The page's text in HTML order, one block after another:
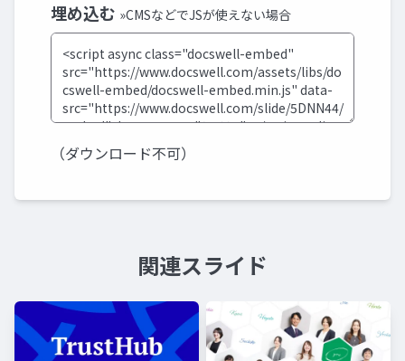
埋め込む »CMSなどでJSが使えない場合
（ダウンロード不可）
関連スライド